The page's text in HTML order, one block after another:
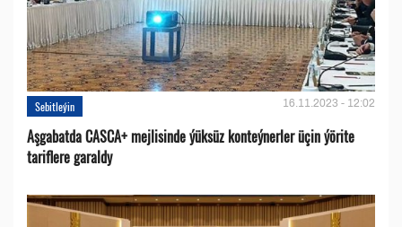
Sebitleýin 16.11.2023 - 12:02
Aşgabatda CASCA+ mejlisinde ýüksüz konteýnerler üçin ýörite
tariflere garaldy